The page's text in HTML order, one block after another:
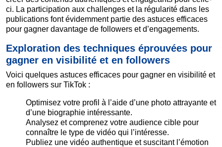
ci. La participation aux challenges et la régularité dans les
publications font évidemment partie des astuces efficaces
pour gagner davantage de followers et d’engagements.
Exploration des techniques éprouvées pour
gagner en visibilité et en followers
Voici quelques astuces efficaces pour gagner en visibilité et
en followers sur TikTok :
Optimisez votre profil à l’aide d’une photo attrayante et
d’une biographie intéressante.
Analysez et comprenez votre audience cible pour
connaître le type de vidéo qui l’intéresse.
Publiez une vidéo authentique et suscitant l’émotion